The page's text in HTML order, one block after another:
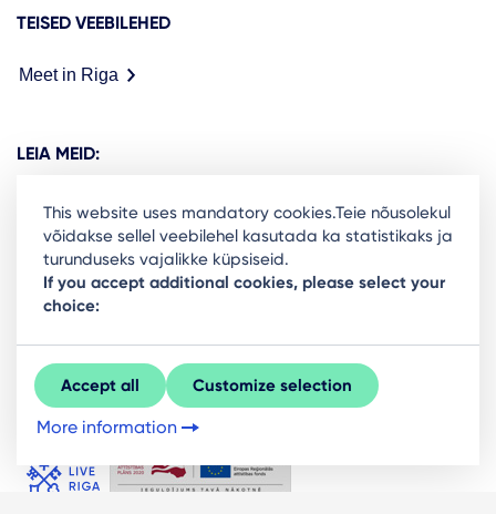
TEISED VEEBILEHED
Meet in Riga
LEIA MEID:
Ready to stay in the loop on Rigas business
community? Subscribe to our newsletter.
Sign Up
This website uses mandatory cookies.Teie nõusolekul
võidakse sellel veebilehel kasutada ka statistikaks ja
turunduseks vajalikke küpsiseid.
If you accept additional cookies, please select your
choice:
Accept all Customize selection
More information